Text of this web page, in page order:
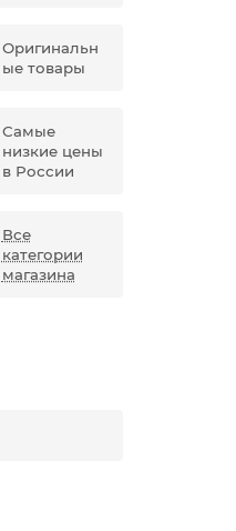
Оригинальн
ые товары
Самые
низкие цены
в России
Все
категории
магазина